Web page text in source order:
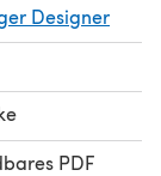
x 26.5
QR codes,
table,
Designer
PDF